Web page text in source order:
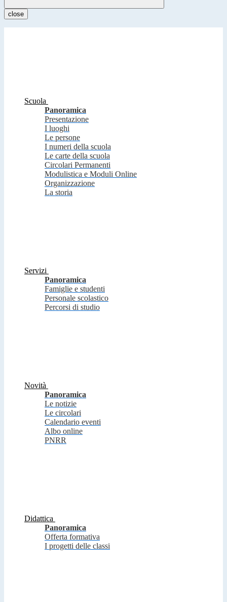
close
Scuola
Panoramica
Presentazione
I luoghi
Le persone
I numeri della scuola
Le carte della scuola
Circolari Permanenti
Modulistica e Moduli Online
Organizzazione
La storia
Servizi
Panoramica
Famiglie e studenti
Personale scolastico
Percorsi di studio
Novità
Panoramica
Le notizie
Le circolari
Calendario eventi
Albo online
PNRR
Didattica
Panoramica
Offerta formativa
I progetti delle classi